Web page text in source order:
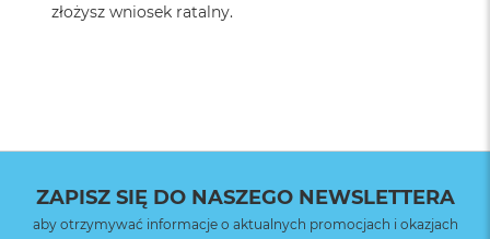
złożysz wniosek ratalny.
ZAPISZ SIĘ DO NASZEGO NEWSLETTERA
aby otrzymywać informacje o aktualnych promocjach i okazjach